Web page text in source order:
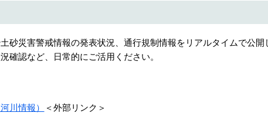
砂災害警戒情報の発表状況、通行規制情報をリアルタイムで公開
確認など、日常的にご活用ください。
川情報）
＜外部リンク＞